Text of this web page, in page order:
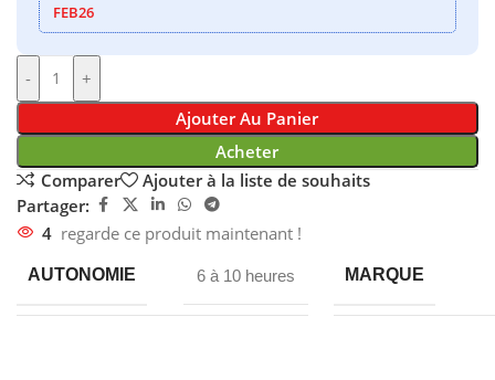
FEB26
-
+
Ajouter Au Panier
Acheter
Comparer
Ajouter à la liste de souhaits
Partager:
4 regarde ce produit maintenant !
AUTONOMIE 6 à 10 heures MARQUE